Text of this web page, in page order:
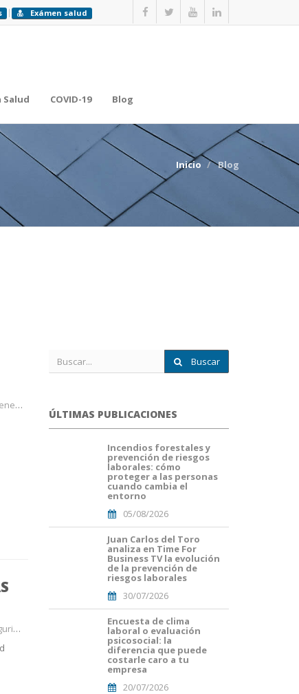
Exámen salud
Salud COVID-19 Blog
Inicio Blog
Buscar
ÚLTIMAS PUBLICACIONES
Incendios forestales y
prevención de riesgos
laborales: cómo
proteger a las personas
cuando cambia el
entorno
05/08/2026
Juan Carlos del Toro
analiza en Time For
Business TV la evolución
de la prevención de
riesgos laborales
30/07/2026
Encuesta de clima
laboral o evaluación
psicosocial: la
diferencia que puede
costarle caro a tu
empresa
20/07/2026